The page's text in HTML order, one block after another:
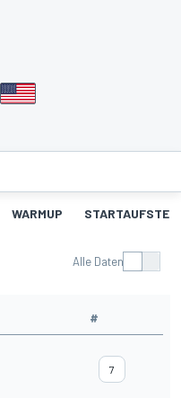
WARMUP
Alle Daten
#
7